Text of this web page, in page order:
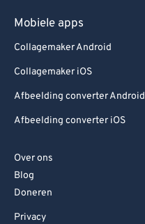
Mobiele apps
Collagemaker Android
Collagemaker iOS
Afbeelding converter Android
Afbeelding converter iOS
Over ons
Blog
Doneren
Privacy